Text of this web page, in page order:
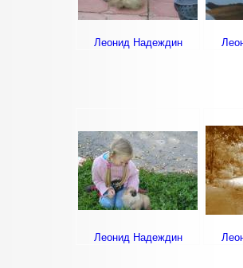
Леонид Надеждин
Леонид Надеждин